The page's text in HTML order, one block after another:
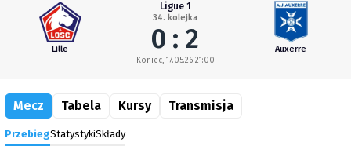
Lille
Ligue 1
34. kolejka
0 : 2
Koniec, 17.05.26 21:00
Auxerre
Mecz Tabela Kursy Transmisja
PrzebiegStatystykiSkłady